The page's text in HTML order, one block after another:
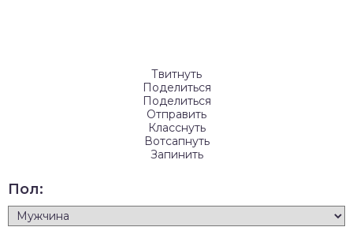
Твитнуть
Поделиться
Поделиться
Отправить
Класснуть
Вотсапнуть
Запинить
Пол: